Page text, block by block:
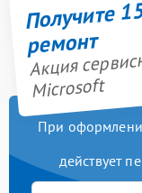
Получите
ремонт
Акция
Microsoft
При
действует